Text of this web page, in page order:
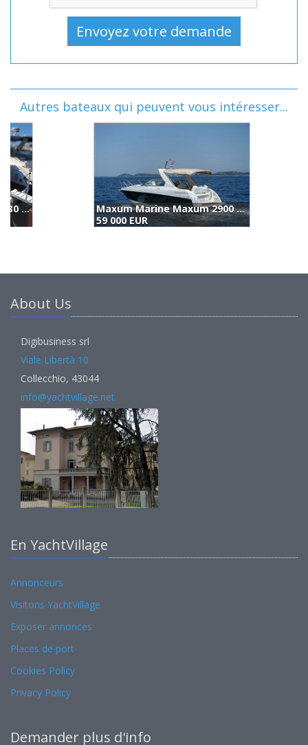
Autres bateaux qui peuvent vous intéresser...
Maxum Marine Maxum 2900 Sport Express (2007)
59 000 EUR
About Us
Digibusiness srl
Viale Libertà 10
Collecchio, 43044
info@yachtvillage.net
En YachtVillage
Annonceurs
Visitons YachtVillage
Exposer annonces
Places de port
Cookies Policy
Privacy Policy
Demander plus d'info